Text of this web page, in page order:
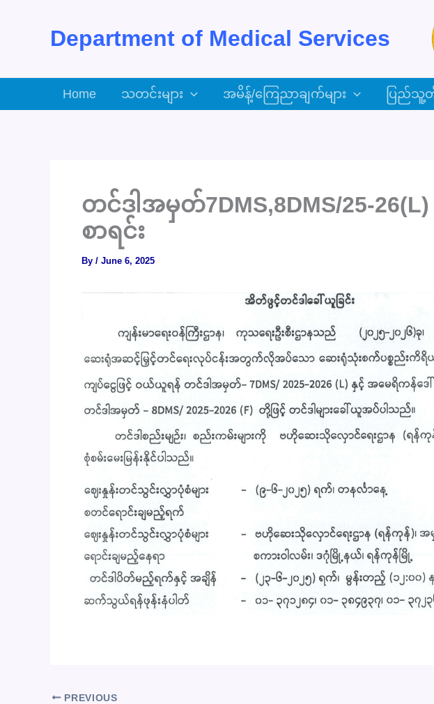
Department of Medical Services
Home သတင်းများ အမိန့်/ကြေညာချက်များ ပြည်သူ့
တင်ဒါအမှတ်7DMS,8DMS/25-
စာရင်း
By / June 6, 2025
PREVIOUS